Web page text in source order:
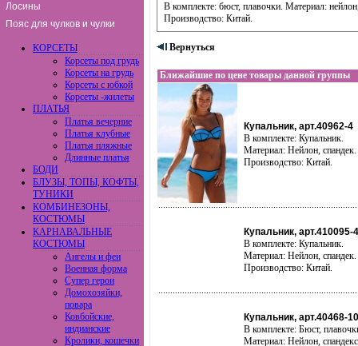
Лосины
Пояс для чулков и чулки
КОРСЕТЫ
Корсеты под грудь
Корсеты на грудь
Корсеты с юбкой
Корсеты -жилеты
ПЛАТЬЯ
Платья вечерние
Платья клубные
Платья пляжные
Длинные платья
БОДИ
БЛУЗЫ, ТОПЫ, КОФТЫ,
ТУНИКИ
КОМБИНЕЗОНЫ,
КОСТЮМЫ
КАРНАВАЛЬНЫЕ
КОСТЮМЫ
Ангелы и феи
Военная форма
Супер герои
Домохозяйки,
повара
Ковбойские,
индианские
Кролики, кошечки
В комплекте: бюст, плавочки. Материал:
Производство: Китай.
Вернуться
Ближайшие по цене товары данной группы
Купальник, арт.40962-4
В комплекте: Купальник.
Материал: Нейлон, спандек.
Производство: Китай.
Купальник, арт.410095-4
В комплекте: Купальник.
Материал: Нейлон, спандек.
Производство: Китай.
Купальник, арт.40468-10
В комплекте: Бюст,
Материал: Нейлон,